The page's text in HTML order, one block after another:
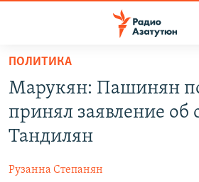
Перейти
основному
содержанию
Перейти
основной
НОВОСТИ
ПОЛИТИКА
ЭКОНОМИКА
ПОЛИТИКА
Марукян: Пашинян
принял заявление об
Тандилян
Рузанна Степанян